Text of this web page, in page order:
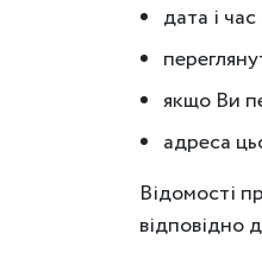
дата і
якщо Ви
адреса
Відомості
відповідно